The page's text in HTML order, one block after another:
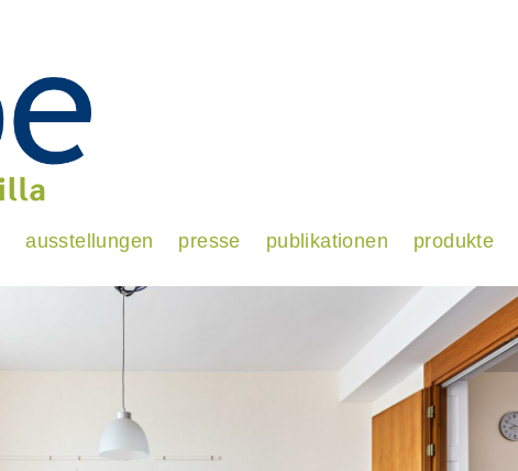
ausstellungen presse publikationen produkte